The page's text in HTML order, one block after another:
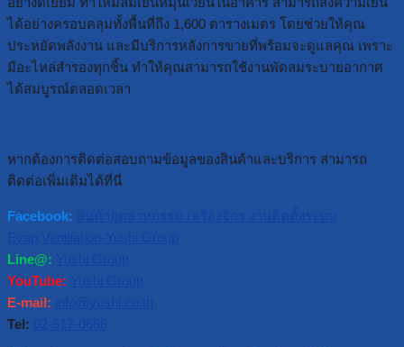
ได้อย่างครอบคลุมทั้งพื้นที่ถึง 1,600 ตารางเมตร โดยช่วยให้คุณ
ประหยัดพลังงาน และมีบริการหลังการขายที่พร้อมจะดูแลคุณ เพราะ
มีอะไหล่สำรองทุกชิ้น ทำให้คุณสามารถใช้งานพัดลมระบายอากาศ
ได้สมบูรณ์ตลอดเวลา
หากต้องการติดต่อสอบถามข้อมูลของสินค้าและบริการ สามารถ
ติดต่อเพิ่มเติมได้ที่นี่
Facebook:
Line@:
YouTube:
E-mail:
Tel: